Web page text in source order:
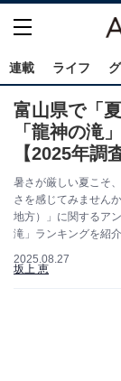
連載 ライフ
富山県で「
「龍神の滝
【2025年調
暑さが厳しい夏こそ
さを感じてみません
地方）」に関するア
滝」ランキングを紹介
2025.08.27
坂上 恵